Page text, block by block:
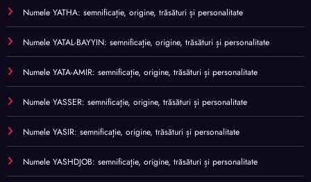
Numele YATHA: semnificație, origine, trăsături și personalitate
Numele YATAL-BAYYIN: semnificație, origine, trăsături și personalitate
Numele YATA-AMIR: semnificație, origine, trăsături și personalitate
Numele YASSER: semnificație, origine, trăsături și personalitate
Numele YASIR: semnificație, origine, trăsături și personalitate
Numele YASHDJOB: semnificație, origine, trăsături și personalitate